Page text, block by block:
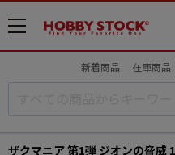
メ
ニ
新着商品 在庫商品
ザクマニア 第1弾 ジオンの脅威